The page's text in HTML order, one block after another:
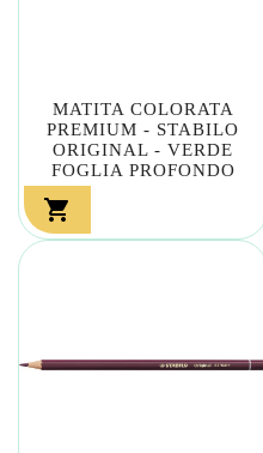
MATITA COLORATA
PREMIUM - STABILO
ORIGINAL - VERDE
FOGLIA PROFONDO
